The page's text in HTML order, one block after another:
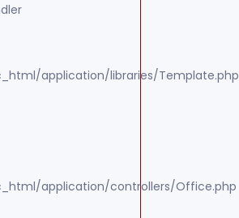
application/libraries/Template.php
application/controllers/Office.php